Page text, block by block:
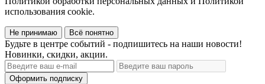
использования cookie.
Не принимаю Всё понятно
Будьте в центре событий - подпишитесь на наши новости!
Новинки, скидки, акции.
Оформить подписку